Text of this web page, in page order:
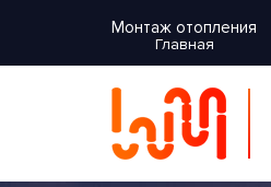
Монтаж отопления
Главная